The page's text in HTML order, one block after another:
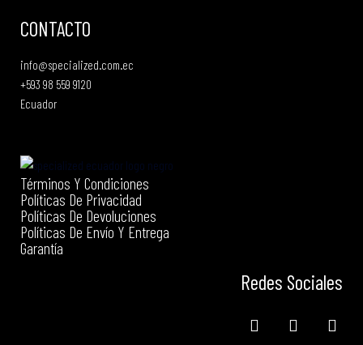
CONTACTO
info@specialized.com.ec
+593 98 559 9120
Ecuador
Términos Y Condiciones
Políticas De Privacidad
Políticas De Devoluciones
Políticas De Envío Y Entrega
Garantía
Redes Sociales